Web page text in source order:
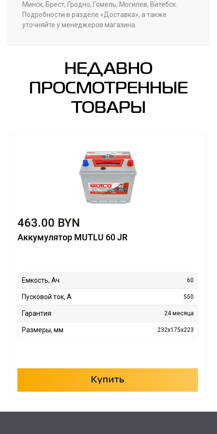
Минск, Брест, Гродно, Гомель, Могилев, Витебск.
Подробности в разделе «Доставка», а также
уточняйте у менеджеров магазина.
НЕДАВНО
ПРОСМОТРЕННЫЕ
ТОВАРЫ
463.00 BYN
Аккумулятор MUTLU 60 JR
Емкость, Ач 60
Пусковой ток, А 550
Гарантия 24 месяца
Размеры, мм 232x175x223
Купить